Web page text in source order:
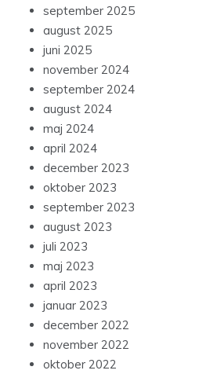
september 2025
august 2025
juni 2025
november 2024
september 2024
august 2024
maj 2024
april 2024
december 2023
oktober 2023
september 2023
august 2023
juli 2023
maj 2023
april 2023
januar 2023
december 2022
november 2022
oktober 2022